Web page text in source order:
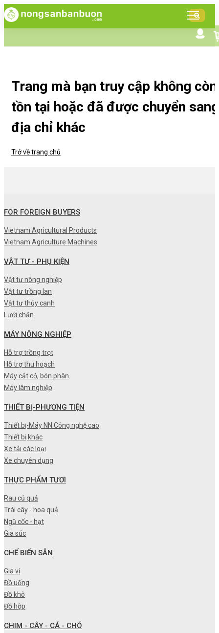
MỤC
Trang mà bạn truy cập không còn
tồn tại hoặc đã được chuyển sang
địa chỉ khác
Trở về trang chủ
FOR FOREIGN BUYERS
Vietnam Agricultural Products
Vietnam Agriculture Machines
VẬT TƯ - PHỤ KIỆN
Vật tư nông nghiệp
Vật tư trồng lan
Vật tư thủy canh
Lưới chắn
MÁY NÔNG NGHIỆP
Hỗ trợ trồng trọt
Hỗ trợ thu hoạch
Máy cắt cỏ, bón phân
Máy lâm nghiệp
THIẾT BỊ-PHƯƠNG TIỆN
Thiết bị-Máy NN Công nghệ cao
Thiết bị khác
Xe tải các loại
Xe chuyên dụng
THỰC PHẨM TƯƠI
Rau củ quả
Trái cây - hoa quả
Ngũ cốc - hạt
Gia súc
CHẾ BIẾN SẴN
Gia vị
Đồ uống
Đồ khô
Đồ hộp
CHIM - CÂY - CÁ - CHÓ